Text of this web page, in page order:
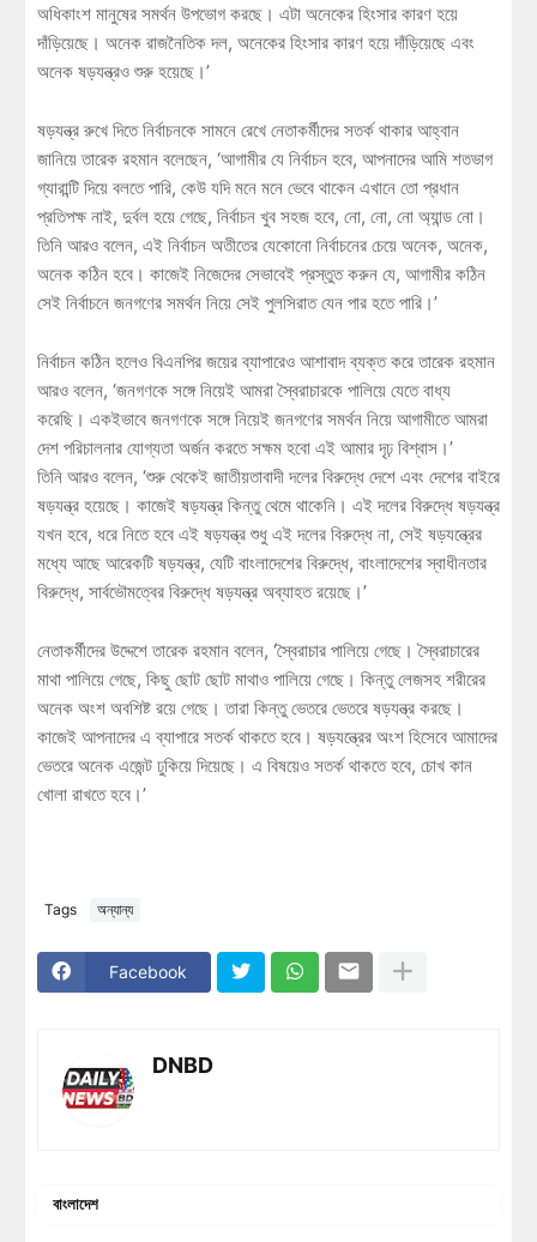
অধিকাংশ মানুষের সমর্থন উপভোগ করছে। এটা অনেকের হিংসার কারণ হয়ে
দাঁড়িয়েছে। অনেক রাজনৈতিক দল, অনেকের হিংসার কারণ হয়ে দাঁড়িয়েছে এবং
অনেক ষড়যন্ত্রও শুরু হয়েছে।’
ষড়যন্ত্র রুখে দিতে নির্বাচনকে সামনে রেখে নেতাকর্মীদের সতর্ক থাকার আহ্বান
জানিয়ে তারেক রহমান বলেছেন, ‘আগামীর যে নির্বাচন হবে, আপনাদের আমি শতভাগ
গ্যারান্টি দিয়ে বলতে পারি, কেউ যদি মনে মনে ভেবে থাকেন এখানে তো প্রধান
প্রতিপক্ষ নাই, দুর্বল হয়ে গেছে, নির্বাচন খুব সহজ হবে, নো, নো, নো অ্যান্ড নো।
তিনি আরও বলেন, এই নির্বাচন অতীতের যেকোনো নির্বাচনের চেয়ে অনেক, অনেক,
অনেক কঠিন হবে। কাজেই নিজেদের সেভাবেই প্রস্তুত করুন যে, আগামীর কঠিন
সেই নির্বাচনে জনগণের সমর্থন নিয়ে সেই পুলসিরাত যেন পার হতে পারি।’
নির্বাচন কঠিন হলেও বিএনপির জয়ের ব্যাপারেও আশাবাদ ব্যক্ত করে তারেক রহমান
আরও বলেন, ‘জনগণকে সঙ্গে নিয়েই আমরা স্বৈরাচারকে পালিয়ে যেতে বাধ্য
করেছি। একইভাবে জনগণকে সঙ্গে নিয়েই জনগণের সমর্থন নিয়ে আগামীতে আমরা
দেশ পরিচালনার যোগ্যতা অর্জন করতে সক্ষম হবো এই আমার দৃঢ় বিশ্বাস।’
তিনি আরও বলেন, ‘শুরু থেকেই জাতীয়তাবাদী দলের বিরুদ্ধে দেশে এবং দেশের বাইরে
ষড়যন্ত্র হয়েছে। কাজেই ষড়যন্ত্র কিন্তু থেমে থাকেনি। এই দলের বিরুদ্ধে ষড়যন্ত্র
যখন হবে, ধরে নিতে হবে এই ষড়যন্ত্র শুধু এই দলের বিরুদ্ধে না, সেই ষড়যন্ত্রের
মধ্যে আছে আরেকটি ষড়যন্ত্র, যেটি বাংলাদেশের বিরুদ্ধে, বাংলাদেশের স্বাধীনতার
বিরুদ্ধে, সার্বভৌমত্বের বিরুদ্ধে ষড়যন্ত্র অব্যাহত রয়েছে।’
নেতাকর্মীদের উদ্দেশে তারেক রহমান বলেন, ‘স্বৈরাচার পালিয়ে গেছে। স্বৈরাচারের
মাথা পালিয়ে গেছে, কিছু ছোট ছোট মাথাও পালিয়ে গেছে। কিন্তু লেজসহ শরীরের
অনেক অংশ অবশিষ্ট রয়ে গেছে। তারা কিন্তু ভেতরে ভেতরে ষড়যন্ত্র করছে।
কাজেই আপনাদের এ ব্যাপারে সতর্ক থাকতে হবে। ষড়যন্ত্রের অংশ হিসেবে আমাদের
ভেতরে অনেক এজেন্ট ঢুকিয়ে দিয়েছে। এ বিষয়েও সতর্ক থাকতে হবে, চোখ কান
খোলা রাখতে হবে।’
Tags অন্যান্য
Facebook
DNBD
বাংলাদেশ